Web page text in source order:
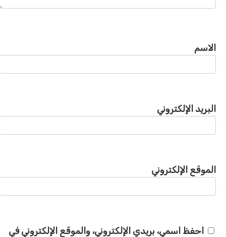
الاسم
البريد الإلكتروني
الموقع الإلكتروني
احفظ اسمي، بريدي الإلكتروني، والموقع الإلكتروني في